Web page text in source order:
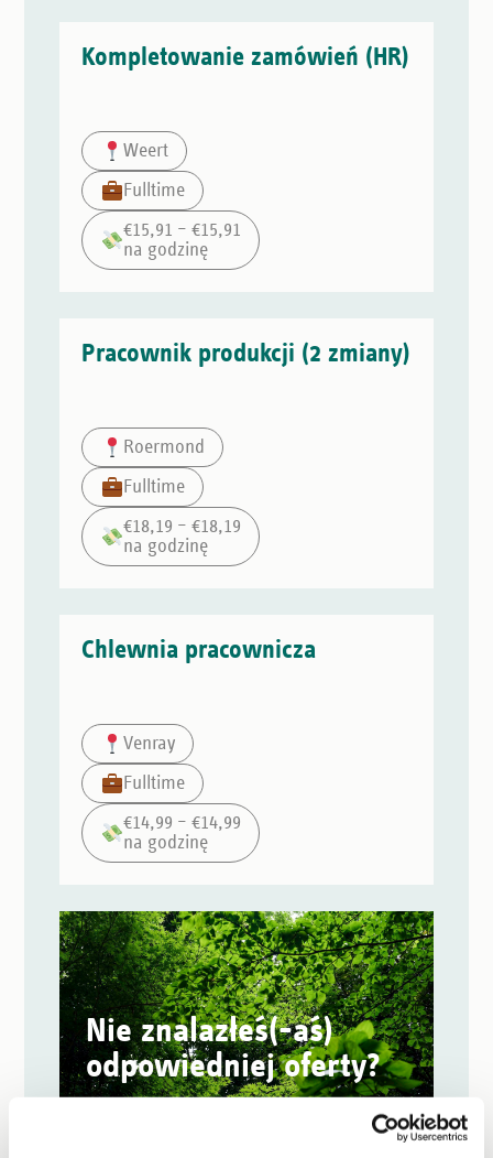
Kompletowanie zamówień (HR)
Weert
Fulltime
€15,91 – €15,91
na godzinę
Pracownik produkcji (2 zmiany)
Roermond
Fulltime
€18,19 – €18,19
na godzinę
Chlewnia pracownicza
Venray
Fulltime
€14,99 – €14,99
na godzinę
Nie znalazłeś(-aś)
odpowiedniej oferty?